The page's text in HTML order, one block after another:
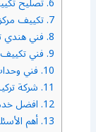
7. تكييف
8. فني هندي
9. فني
10. فني
11. شركة
12. افضل
13. أهم